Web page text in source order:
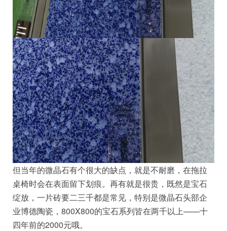
但当年的微晶石有个很大的缺点，就是不耐磨，在拖拉
桌椅时会在表面留下划痕。再有就是很贵，既然是宝石
绽放，一片砖要二三千都是常见，特别是微晶石头部企
业博德陶瓷，800X800的宝石系列皆在两千以上——十
四年前的2000元哦。